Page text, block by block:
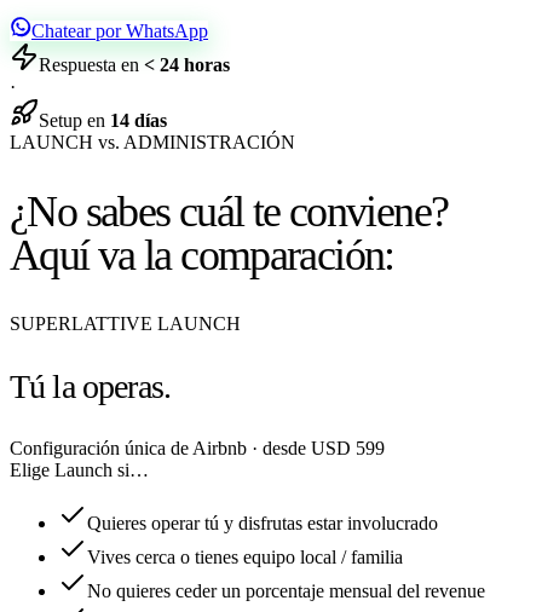
Chatear por WhatsApp
Respuesta en < 24 horas
·
Setup en 14 días
LAUNCH vs. ADMINISTRACIÓN
¿No sabes cuál te conviene?
Aquí va la comparación:
SUPERLATTIVE LAUNCH
Tú la operas.
Configuración única de Airbnb · desde USD 599
Elige Launch si…
Quieres operar tú y disfrutas estar involucrado
Vives cerca o tienes equipo local / familia
No quieres ceder un porcentaje mensual del revenue